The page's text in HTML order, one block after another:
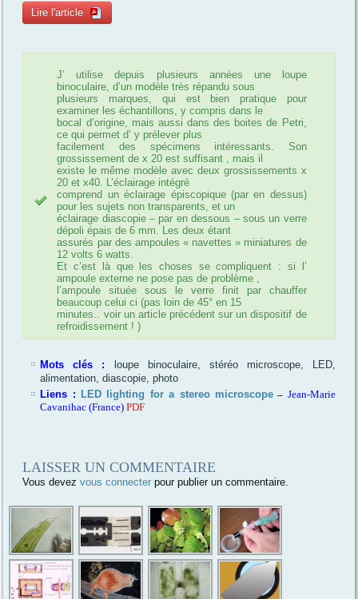
Lire l'article
J’ utilise depuis plusieurs années une loupe
binoculaire, d’un modèle très répandu sous
plusieurs marques, qui est bien pratique pour
examiner les échantillons, y compris dans le
bocal d’origine, mais aussi dans des boites de Petri,
ce qui permet d’ y prélever plus
facilement des spécimens intéressants. Son
grossissement de x 20 est suffisant , mais il
existe le même modèle avec deux grossissements x
20 et x40. L’éclairage intégré
comprend un éclairage épiscopique (par en dessus)
pour les sujets non transparents, et un
éclairage diascopie – par en dessous – sous un verre
dépoli épais de 6 mm. Les deux étant
assurés par des ampoules « navettes » miniatures de
12 volts 6 watts.
Et c’est là que les choses se compliquent : si l’
ampoule externe ne pose pas de problème ,
l’ampoule située sous le verre finit par chauffer
beaucoup celui ci (pas loin de 45° en 15
minutes.. voir un article précédent sur un dispositif de
refroidissement ! )
Mots clés :
loupe binoculaire, stéréo microscope, LED,
alimentation, diascopie, photo
Liens : LED lighting for a stereo microscope– Jean-Marie
Cavanihac (France)PDF
LAISSER UN COMMENTAIRE
Vous devezvous connecter pour publier un commentaire.